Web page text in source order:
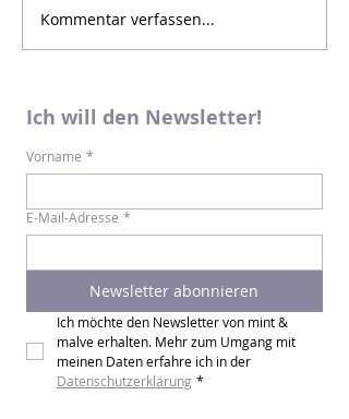
Kommentar verfassen...
Ich will den Newsletter!
Vorname *
E-Mail-Adresse *
Newsletter abonnieren
Ich möchte den Newsletter von mint &
malve erhalten. Mehr zum Umgang mit
Datenschutzerklärung *